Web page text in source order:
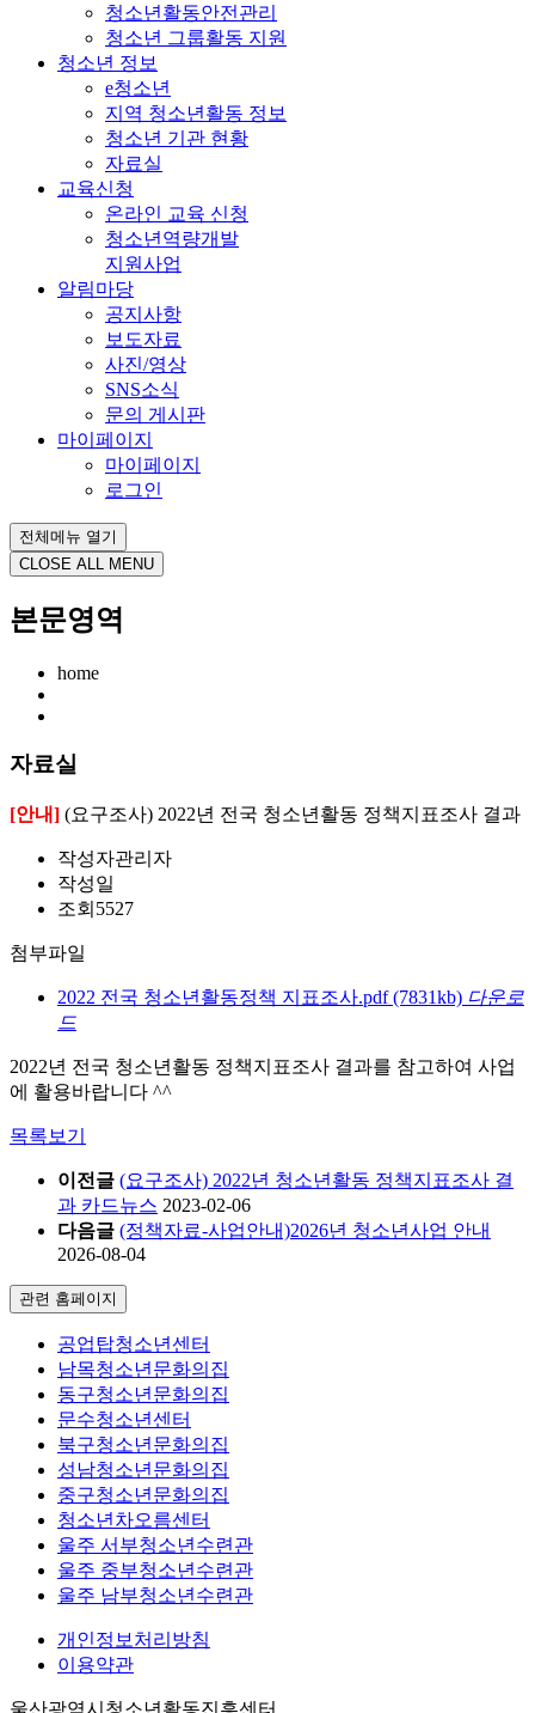
청소년활동안전관리
청소년 그룹활동 지원
청소년 정보
e청소년
지역 청소년활동 정보
청소년 기관 현황
자료실
교육신청
온라인 교육 신청
청소년역량개발
지원사업
알림마당
공지사항
보도자료
사진/영상
SNS소식
문의 게시판
마이페이지
마이페이지
로그인
전체메뉴 열기
CLOSE ALL MENU
본문영역
home
자료실
[안내] (요구조사) 2022년 전국 청소년활동 정책지표조사 결과
작성자관리자
작성일
조회 5527
첨부파일
2022 전국 청소년활동정책 지표조사.pdf (7831kb) 다운로
드
2022년 전국 청소년활동 정책지표조사 결과를 참고하여 사업
에 활용바랍니다 ^^
목록보기
이전글 (요구조사) 2022년 청소년활동 정책지표조사 결
과 카드뉴스 2023-02-06
다음글 (정책자료-사업안내)2026년 청소년사업 안내
2026-08-04
관련 홈페이지
공업탑청소년센터
남목청소년문화의집
동구청소년문화의집
문수청소년센터
북구청소년문화의집
성남청소년문화의집
중구청소년문화의집
청소년차오름센터
울주 서부청소년수련관
울주 중부청소년수련관
울주 남부청소년수련관
개인정보처리방침
이용약관